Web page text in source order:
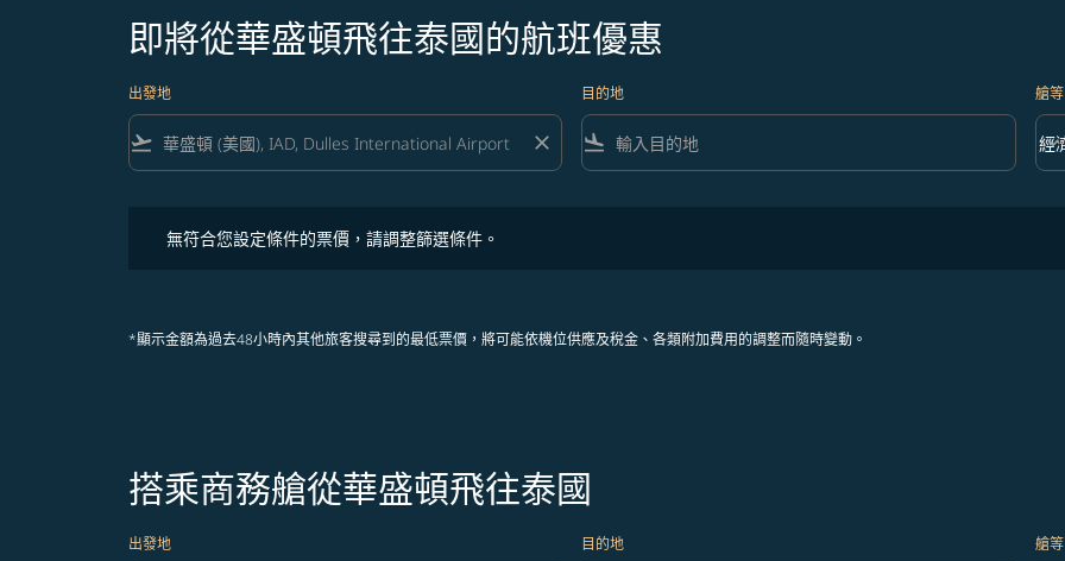
即將從華盛頓飛往泰國的航班優惠
出發地
flight_takeoff close
目的地
flight_land
艙等
艙
經
keyboard_arrow_down
無符合您設定條件的票價，請調整篩選條件。
*顯示金額為過去48小時內其他旅客搜尋到的最低票價，將可能依機位供應及稅金、各類附加費用的調整而隨時變動。
搭乘商務艙從華盛頓飛往泰國
出發地 目的地 艙等